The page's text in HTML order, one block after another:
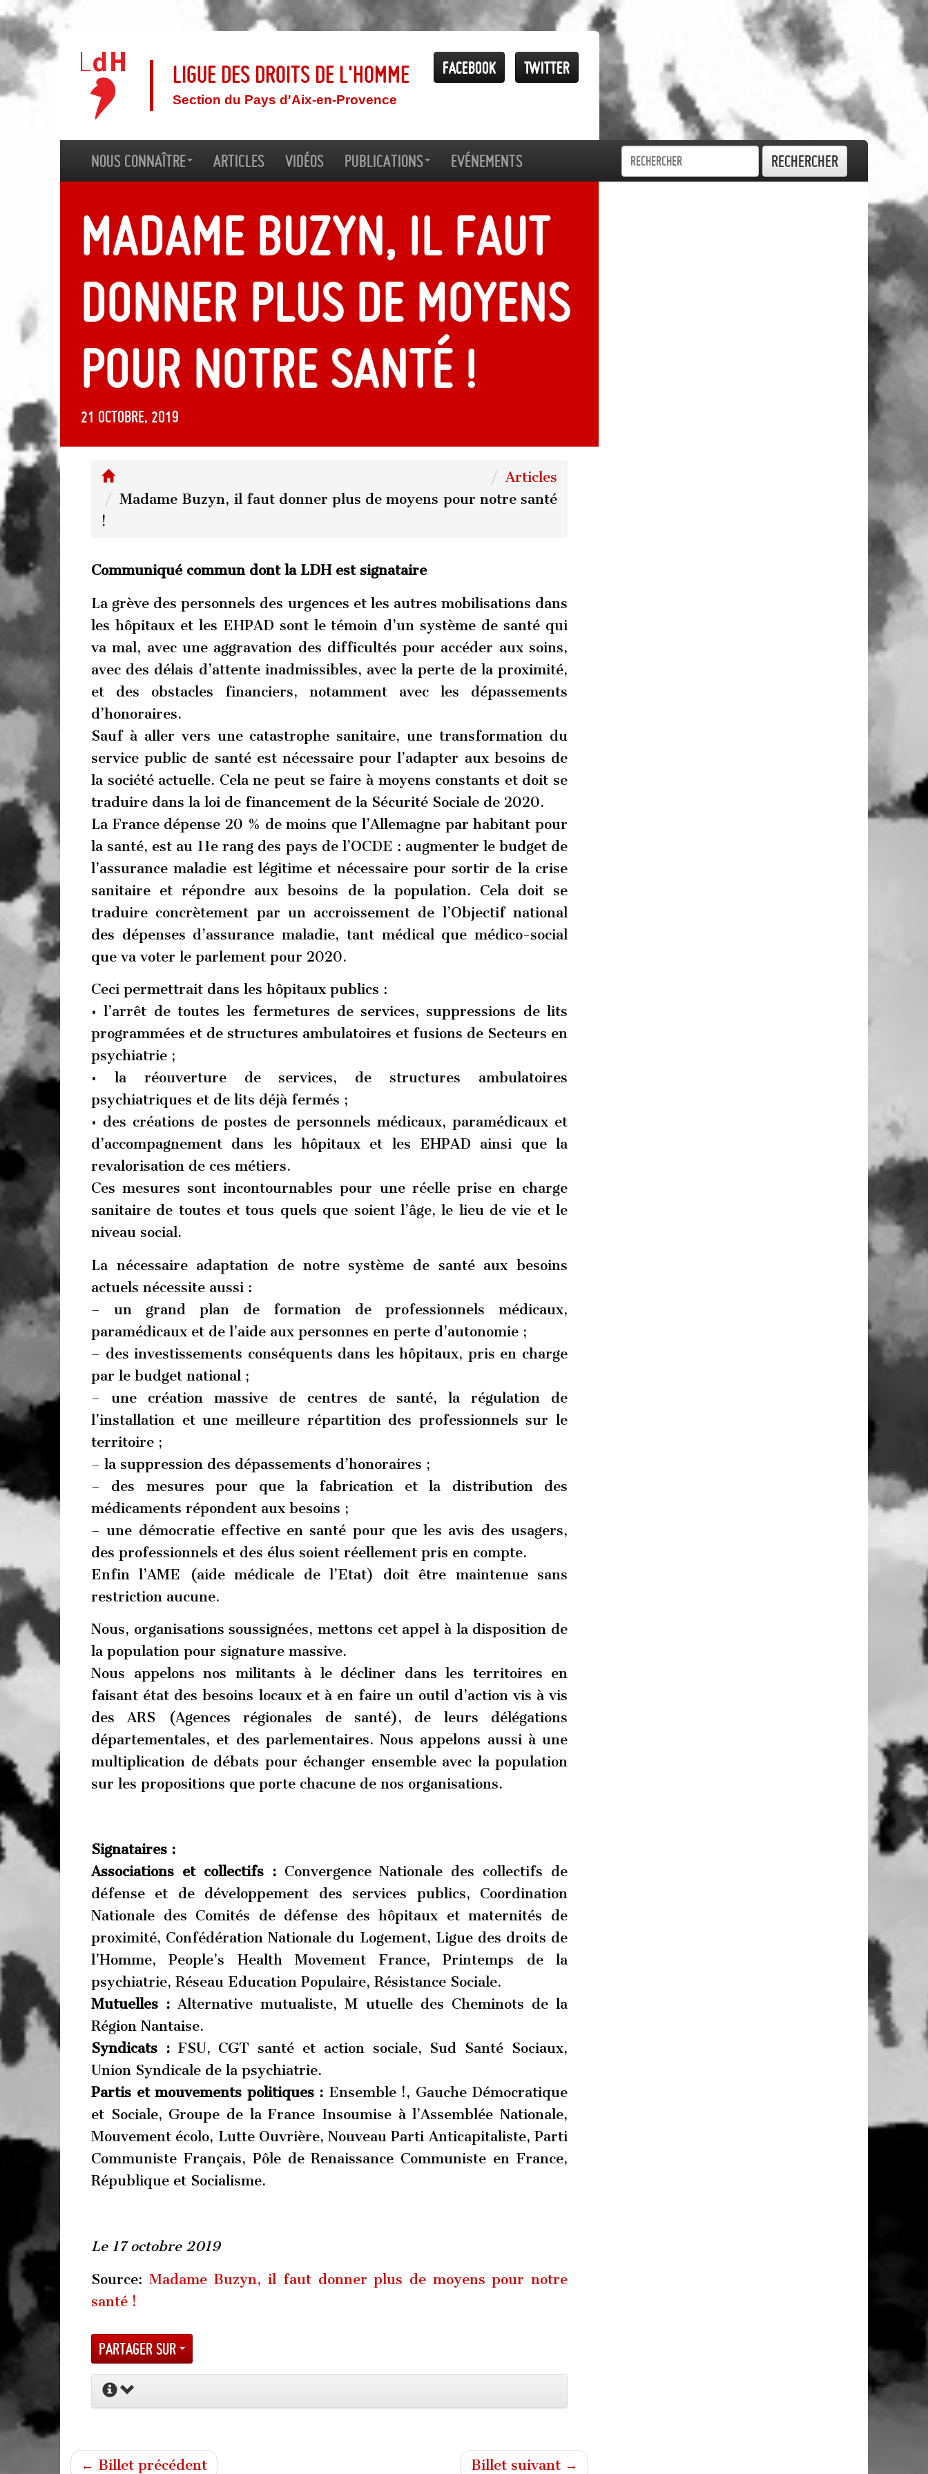
Twitter
Facebook
Ligue des droits de l'Homme
Section du Pays d'Aix-en-Provence
Nous connaître Articles Vidéos Publications Evénements Rechercher
Madame Buzyn, il faut
donner plus de moyens
pour notre santé !
21 octobre, 2019
Articles
Madame Buzyn, il faut donner plus de moyens pour notre santé
!
Communiqué commun dont la LDH est signataire
La grève des personnels des urgences et les autres mobilisations dans
les hôpitaux et les EHPAD sont le témoin d’un système de santé qui
va mal, avec une aggravation des difficultés pour accéder aux soins,
avec des délais d’attente inadmissibles, avec la perte de la proximité,
et des obstacles financiers, notamment avec les dépassements
d’honoraires.
Sauf à aller vers une catastrophe sanitaire, une transformation du
service public de santé est nécessaire pour l’adapter aux besoins de
la société actuelle. Cela ne peut se faire à moyens constants et doit se
traduire dans la loi de financement de la Sécurité Sociale de 2020.
La France dépense 20 % de moins que l’Allemagne par habitant pour
la santé, est au 11e rang des pays de l’OCDE : augmenter le budget de
l’assurance maladie est légitime et nécessaire pour sortir de la crise
sanitaire et répondre aux besoins de la population. Cela doit se
traduire concrètement par un accroissement de l’Objectif national
des dépenses d’assurance maladie, tant médical que médico-social
que va voter le parlement pour 2020.
Ceci permettrait dans les hôpitaux publics :
• l’arrêt de toutes les fermetures de services, suppressions de lits
programmées et de structures ambulatoires et fusions de Secteurs en
psychiatrie ;
• la réouverture de services, de structures ambulatoires
psychiatriques et de lits déjà fermés ;
• des créations de postes de personnels médicaux, paramédicaux et
d’accompagnement dans les hôpitaux et les EHPAD ainsi que la
revalorisation de ces métiers.
Ces mesures sont incontournables pour une réelle prise en charge
sanitaire de toutes et tous quels que soient l’âge, le lieu de vie et le
niveau social.
La nécessaire adaptation de notre système de santé aux besoins
actuels nécessite aussi :
– un grand plan de formation de professionnels médicaux,
paramédicaux et de l’aide aux personnes en perte d’autonomie ;
– des investissements conséquents dans les hôpitaux, pris en charge
par le budget national ;
– une création massive de centres de santé, la régulation de
l’installation et une meilleure répartition des professionnels sur le
territoire ;
– la suppression des dépassements d’honoraires ;
– des mesures pour que la fabrication et la distribution des
médicaments répondent aux besoins ;
– une démocratie effective en santé pour que les avis des usagers,
des professionnels et des élus soient réellement pris en compte.
Enfin l’AME (aide médicale de l’Etat) doit être maintenue sans
restriction aucune.
Nous, organisations soussignées, mettons cet appel à la disposition de
la population pour signature massive.
Nous appelons nos militants à le décliner dans les territoires en
faisant état des besoins locaux et à en faire un outil d’action vis à vis
des ARS (Agences régionales de santé), de leurs délégations
départementales, et des parlementaires. Nous appelons aussi à une
multiplication de débats pour échanger ensemble avec la population
sur les propositions que porte chacune de nos organisations.
Signataires :
Associations et collectifs :Convergence Nationale des collectifs de
défense et de développement des services publics, Coordination
Nationale des Comités de défense des hôpitaux et maternités de
proximité, Confédération Nationale du Logement, Ligue des droits de
l’Homme, People’s Health Movement France, Printemps de la
psychiatrie, Réseau Education Populaire, Résistance Sociale.
Mutuelles : Alternative mutualiste, M utuelle des Cheminots de la
Région Nantaise.
Syndicats :FSU, CGT santé et action sociale, Sud Santé Sociaux,
Union Syndicale de la psychiatrie.
Partis et mouvements politiques : Ensemble !, Gauche Démocratique
et Sociale, Groupe de la France Insoumise à l’Assemblée Nationale,
Mouvement écolo, Lutte Ouvrière, Nouveau Parti Anticapitaliste, Parti
Communiste Français, Pôle de Renaissance Communiste en France,
République et Socialisme.
Le 17 octobre 2019
Source: Madame Buzyn, il faut donner plus de moyens pour notre
santé !
Partager sur
← Billet précédent Billet suivant →